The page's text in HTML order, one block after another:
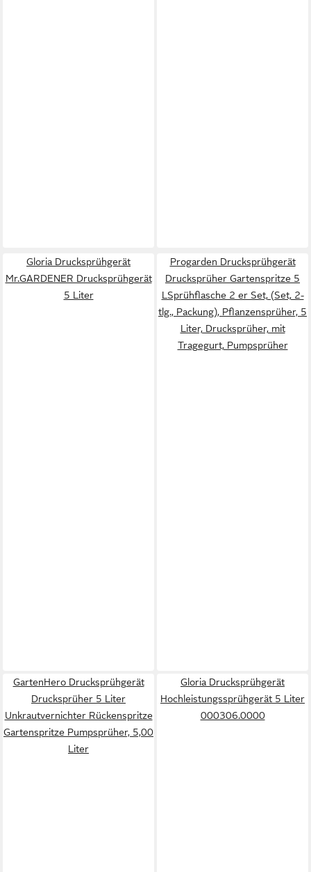
Gloria Drucksprühgerät
Mr.GARDENER Drucksprühgerät
5 Liter
Progarden Drucksprühgerät
Drucksprüher Gartenspritze 5
LSprühflasche 2 er Set, (Set, 2-
tlg., Packung), Pflanzensprüher, 5
Liter, Drucksprüher, mit
Tragegurt, Pumpsprüher
GartenHero Drucksprühgerät
Drucksprüher 5 Liter
Unkrautvernichter Rückenspritze
Gartenspritze Pumpsprüher, 5,00
Liter
Gloria Drucksprühgerät
Hochleistungssprühgerät 5 Liter
000306.0000